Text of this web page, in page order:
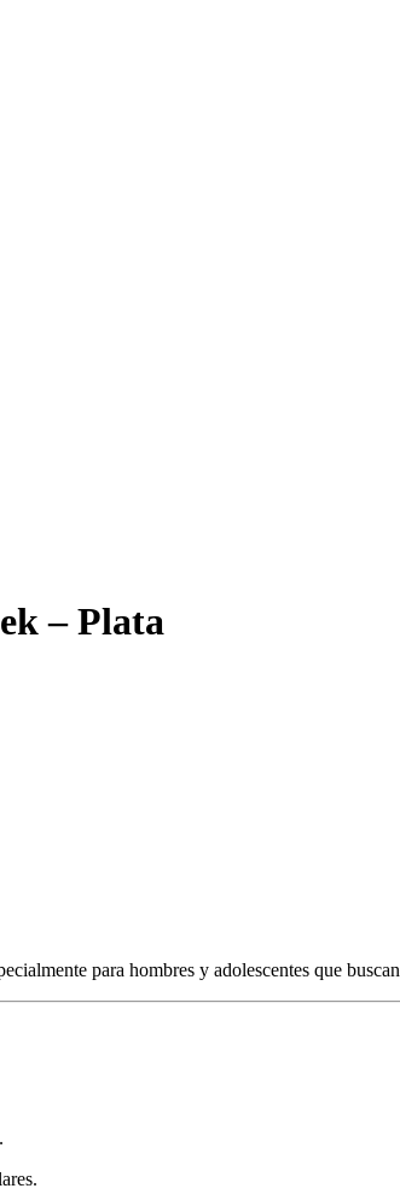
– Plata
para hombres y adolescentes que buscan